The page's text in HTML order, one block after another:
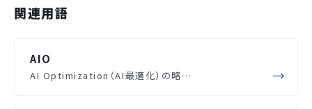
関連用語
AIO
AI Optimization（AI最適化）の略…